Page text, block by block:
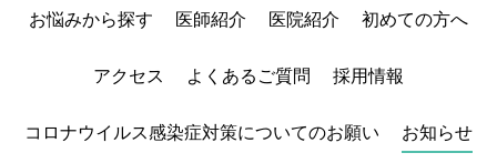
お悩みから探す 医師紹介 医院紹介 初めての方へ
アクセス よくあるご質問 採用情報
コロナウイルス感染症対策についてのお願い お知らせ